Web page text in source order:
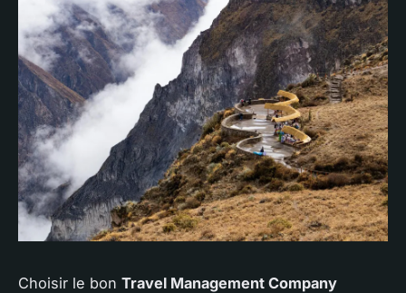
Choisir le bon Travel Management Company